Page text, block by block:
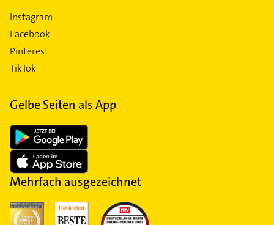
Instagram
Facebook
Pinterest
TikTok
Gelbe Seiten als App
Mehrfach ausgezeichnet